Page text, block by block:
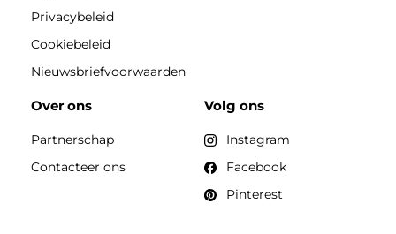
Privacybeleid
Cookiebeleid
Nieuwsbriefvoorwaarden
Over ons
Partnerschap
Contacteer ons
Volg ons
Instagram
Facebook
Pinterest